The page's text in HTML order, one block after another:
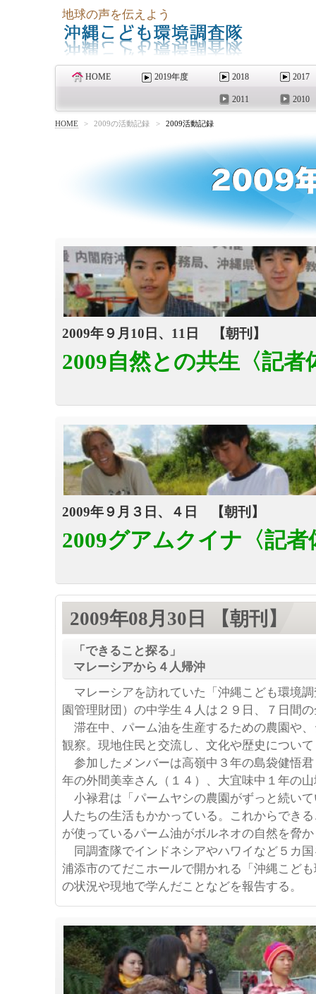
地球の声を伝えよう
HOME 2019年度 2018 2017
2011 2010
HOME > 2009の活動記録 > 2009活動記録
2009年９月10日、11日 【朝刊】
2009自然との共生〈記者
2009年９月３日、４日 【朝刊】
2009グアムクイナ 〈記
2009年08月30日 【朝刊】
「できること探る」
マレーシアから４人帰沖
マレーシアを訪れていた「沖縄こども環境
園管理財団）の中学生４人は２９日、７日間
滞在中、パーム油を生産するための農園や
観察。現地住民と交流し、文化や歴史につい
参加したメンバーは高嶺中３年の島袋健悟
年の外間美幸さん（１４）、大宜味中１年の
小禄君は「パームヤシの農園がずっと続い
人たちの生活もかかっている。これからでき
が使っているパーム油がボルネオの自然を脅
同調査隊でインドネシアやハワイなど５カ
浦添市のてだこホールで開かれる「沖縄こど
の状況や現地で学んだことなどを報告する。